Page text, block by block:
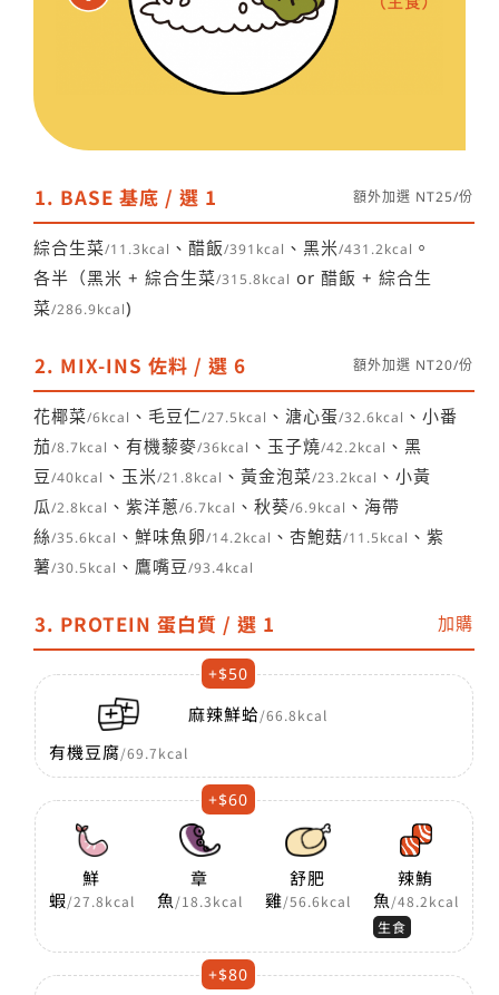
1. BASE 基底 / 選 1 額外加選 NT25/份
綜合生菜/11.3kcal 、醋飯/391kcal 、黑米/431.2kcal 。
各半（黑米 + 綜合生菜/315.8kcal or 醋飯 + 綜合生
菜/286.9kcal)
2. MIX-INS 佐料 / 選 6 額外加選 NT20/份
花椰菜/6kcal 、毛豆仁/27.5kcal 、溏心蛋/32.6kcal 、小番
茄/8.7kcal 、有機藜麥/36kcal 、玉子燒/42.2kcal 、黑
豆/40kcal 、玉米/21.8kcal 、黃金泡菜/23.2kcal 、小黃
瓜/2.8kcal 、紫洋蔥/6.7kcal 、秋葵/6.9kcal 、海帶
絲/35.6kcal 、鮮味魚卵/14.2kcal 、杏鮑菇/11.5kcal 、紫
薯/30.5kcal 、鷹嘴豆/93.4kcal
3. PROTEIN 蛋白質 / 選 1 加購
+$50
有機豆腐/69.7kcal
麻辣鮮蛤/66.8kcal
+$60
鮮
蝦/27.8kcal
章
魚 /18.3kcal
舒肥
雞/56.6kcal
辣鮪
魚 /48.2kcal
生食
+$80